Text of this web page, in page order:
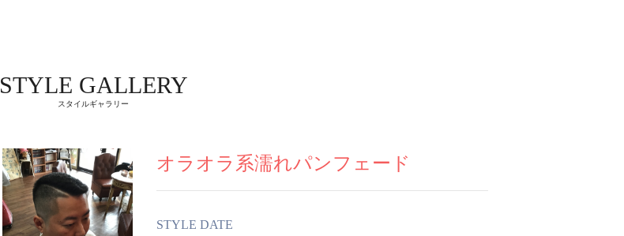
STYLE GALLERY
スタイルギャラリー
オラオラ系濡れパンフェード
STYLE DATE